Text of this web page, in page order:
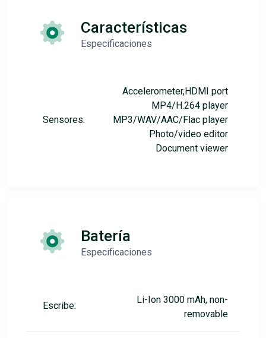
Características
Especificaciones
Sensores:
Accelerometer,HDMI port
MP4/H.264 player
MP3/WAV/AAC/Flac player
Photo/video editor
Document viewer
Batería
Especificaciones
Escribe:
Li-Ion 3000 mAh, non-
removable